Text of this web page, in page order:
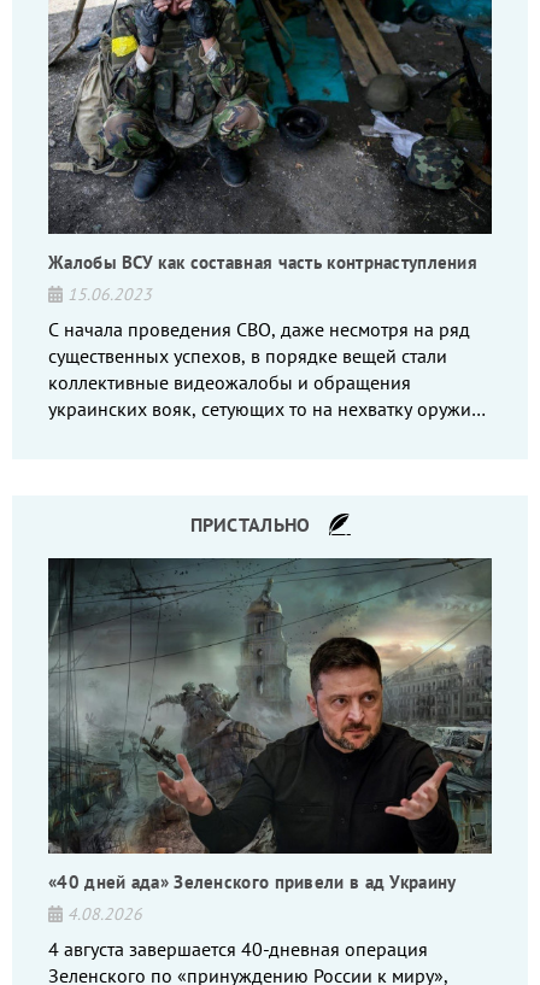
Жалобы ВСУ как составная часть контрнаступления
15.06.2023
С начала проведения СВО, даже несмотря на ряд
существенных успехов, в порядке вещей стали
коллективные видеожалобы и обращения
украинских вояк, сетующих то на нехватку оружия,
ПРИСТАЛЬНО
«40 дней ада» Зеленского привели в ад Украину
4.08.2026
4 августа завершается 40-дневная операция
Зеленского по «принуждению России к миру»,